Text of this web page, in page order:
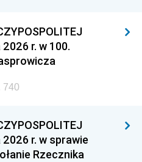
r. w 100.
740
2026 r. w sprawie
Rzecznika